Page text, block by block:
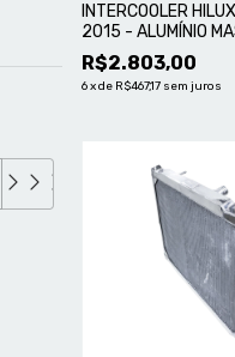
INTERCOOLER
2015 - ALUMÍNIO
R$2.803,00
6xde R$467,17 sem juros